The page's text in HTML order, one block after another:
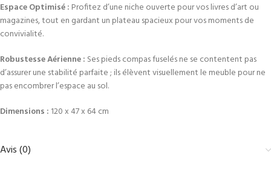
Espace Optimisé : Profitez d’une niche ouverte pour vos livres d’art ou
magazines, tout en gardant un plateau spacieux pour vos moments de
convivialité.
Robustesse Aérienne : Ses pieds compas fuselés ne se contentent pas
d’assurer une stabilité parfaite ; ils élèvent visuellement le meuble pour ne
pas encombrer l’espace au sol.
Dimensions : 120 x 47 x 64 cm
Avis (0)